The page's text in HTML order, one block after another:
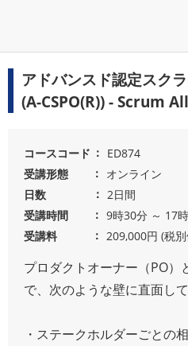
アドバンスド認定スク
(A-CSPO(R)) - Scrum
コースコード
ED874
受講形態
オンライン
日数
2日間
受講時間
9時30分 ～ 17
受講料
209,000円 (税
プロダクトオーナー（PO）
で、次のような壁に直面し
・ステークホルダーごとの